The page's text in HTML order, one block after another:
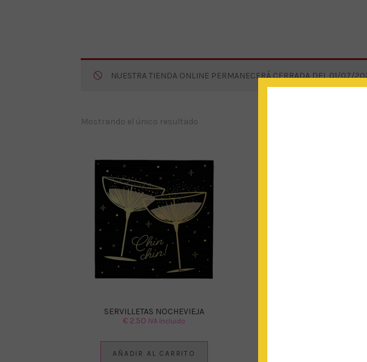
NUESTRA TIENDA ONLINE PERMANECERÁ CERRADA DEL 01/
Mostrando el único resultado
SERVILLETAS NOCHEVIEJA
€ 2.50 IVA Incluido
AÑADIR AL CARRITO